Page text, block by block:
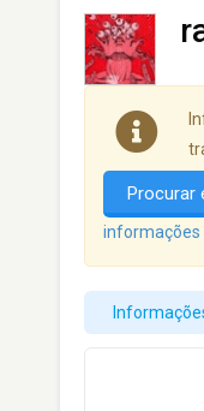
Procurar
informações